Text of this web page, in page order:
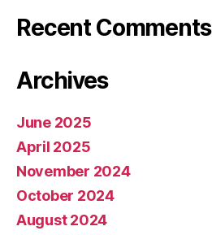
Recent Comments
Archives
June 2025
April 2025
November 2024
October 2024
August 2024